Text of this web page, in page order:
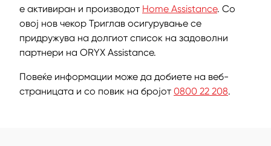
е активиран и производот Home Assistance. Со
овој нов чекор Триглав осигурување се
придружува на долгиот список на задоволни
партнери на ORYX Assistance.
Повеќе информации може да добиете на веб-
страницата и со повик на бројот 0800 22 208.